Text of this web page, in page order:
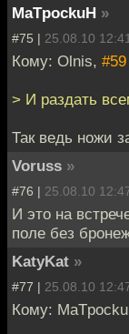
MaTpockuH »
#75 | 25.08.10 12:41
Кому: Olnis, #59
> И раздать
Так ведь ножи
Voruss »
#76 | 25.08.10
И это на
поле без
KatyKat »
#77 | 25.08.10
Кому: